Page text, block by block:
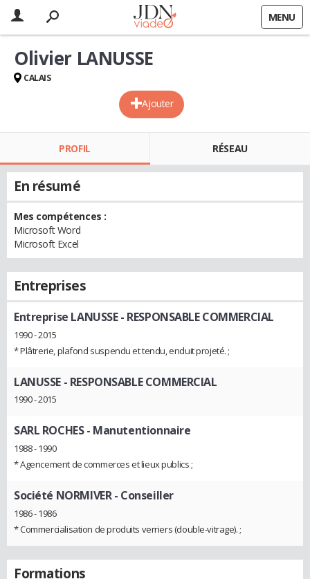
MENU
Ajouter
Olivier LANUSSE
CALAIS
PROFIL RÉSEAU
En résumé
Mes compétences :
Microsoft Word
Microsoft Excel
Entreprises
Entreprise LANUSSE- RESPONSABLE COMMERCIAL
1990 - 2015
* Plâtrerie, plafond suspendu et tendu, enduit projeté. ;
LANUSSE - RESPONSABLE COMMERCIAL
1990 - 2015
SARL ROCHES- Manutentionnaire
1988 - 1990
* Agencement de commerces et lieux publics ;
Société NORMIVER- Conseiller
1986 - 1986
* Commercialisation de produits verriers (double-vitrage). ;
Formations